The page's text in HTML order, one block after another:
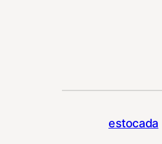
estocada